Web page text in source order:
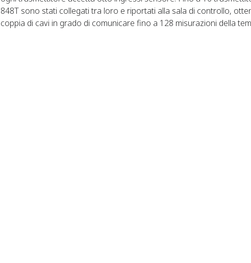
848T sono stati collegati tra loro e riportati alla sala di controllo,
coppia di cavi in ​grado di comunicare fino a 128 misurazioni della